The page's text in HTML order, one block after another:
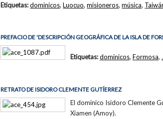
Etiquetas:dominicos,Luocuo,misioneros,música,
PREFACIO DE 'DESCRIPCIÓN GEOGRÁFICA DE LA ISLA DE
Etiquetas:dominicos, Formosa,
RETRATO DE ISIDORO CLEMENTE GUTÍERREZ
El dominico Isidoro Clemente
Xiamen (Amoy).